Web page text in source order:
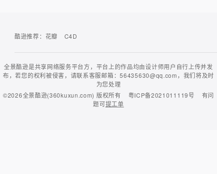
酷逊推荐： 花瓣 C4D
全景酷逊是共享网络服务平台方，平台上的作品均由设计师用户自行上传并发
布，若您的权利被侵害，请联系客服邮箱：56435630@qq.com，我们将及时
为您处理
©2026全景酷逊(360kuxun.com) 版权所有 粤ICP备2021011119号
有问
题可提工单